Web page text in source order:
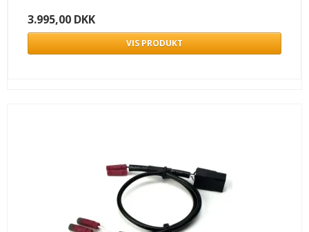
3.995,00 DKK
VIS PRODUKT